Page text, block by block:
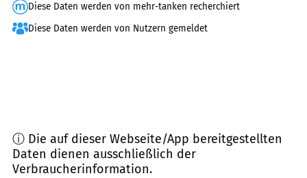
Diese Daten werden von mehr-tanken recherchiert
Diese Daten werden von Nutzern gemeldet
ⓘ Die auf dieser Webseite/App bereitgestellten
Daten dienen ausschließlich der
Verbraucherinformation.